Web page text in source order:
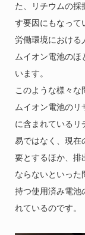
た、リチウムの採
す要因にもなって
労働環境における
ムイオン電池の
います。
このような様々な
ムイオン電池の
に含まれているリ
易ではなく、現在
要とするほか、排
ならないといった
持つ使用済み電池
れているのです。